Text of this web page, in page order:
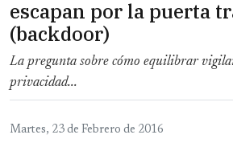
escapan por la puerta
(backdoor)
La pregunta sobre cómo equilibrar
privacidad...
Martes, 23 de Febrero de 2016